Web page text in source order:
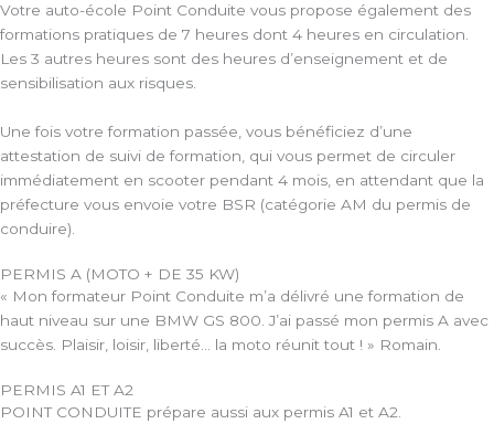
Votre auto-école Point Conduite vous propose également des
formations pratiques de 7 heures dont 4 heures en circulation.
Les 3 autres heures sont des heures d’enseignement et de
sensibilisation aux risques.
Une fois votre formation passée, vous bénéficiez d’une
attestation de suivi de formation, qui vous permet de circuler
immédiatement en scooter pendant 4 mois, en attendant que la
préfecture vous envoie votre BSR (catégorie AM du permis de
conduire).
PERMIS A (MOTO + DE 35 KW)
« Mon formateur Point Conduite m’a délivré une formation de
haut niveau sur une BMW GS 800. J’ai passé mon permis A avec
succès. Plaisir, loisir, liberté… la moto réunit tout ! » Romain.
PERMIS A1 ET A2
POINT CONDUITE prépare aussi aux permis A1 et A2.